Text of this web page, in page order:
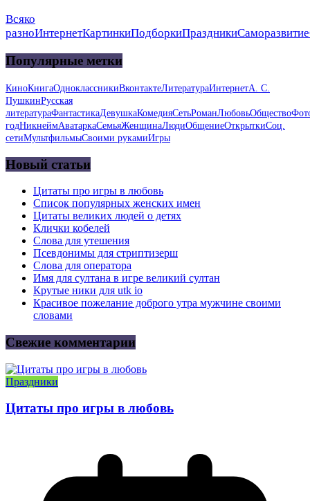
Всяко
разноИнтернетКартинкиПодборкиПраздникиСаморазвитие
Популярные метки
КиноКнигаОдноклассникиВконтактеЛитератураИнтернетА. С.
ПушкинРусская
литератураФантастикаДевушкаКомедияСетьРоманЛюбовьОбщество
годНикнеймАватаркаСемьяЖенщинаЛюдиОбщениеОткрыткиСоц.
сетиМультфильмыСвоими рукамиИгры
Новый статьи
Цитаты про игры в любовь
Список популярных женских имен
Цитаты великих людей о детях
Клички кобелей
Слова для утешения
Псевдонимы для стриптизерш
Слова для оператора
Имя для султана в игре великий султан
Крутые ники для utk io
Красивое пожелание доброго утра мужчине своими
словами
Свежие комментарии
Праздники
Цитаты про игры в любовь